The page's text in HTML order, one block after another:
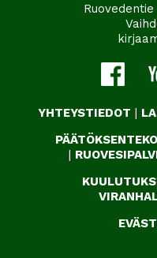
Ruovedentie
YHTEYSTIEDOT |
PÄÄTÖKSENTEKO
|